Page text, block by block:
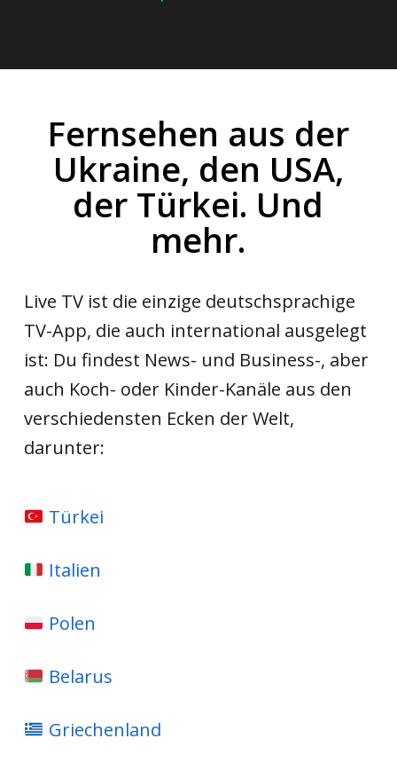
Fernsehen aus der
Ukraine, den USA,
der Türkei. Und
mehr.
Live TV ist die einzige deutschsprachige
TV-App, die auch international ausgelegt
ist: Du findest News- und Business-, aber
auch Koch- oder Kinder-Kanäle aus den
verschiedensten Ecken der Welt,
darunter:
Türkei
Italien
Polen
Belarus
Griechenland